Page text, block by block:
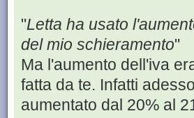
"Letta ha usato
del mio schieramento"
Ma l'aumento dell'iva
fatta da te. Infatti
aumentato dal 20% al